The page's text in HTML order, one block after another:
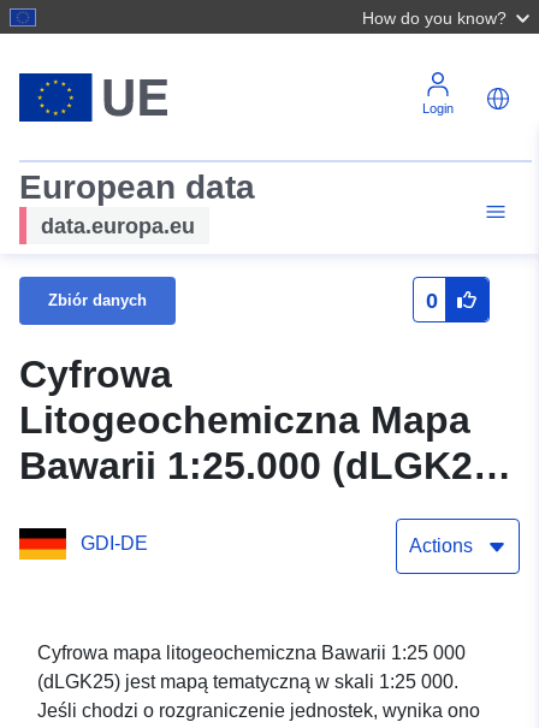
How do you know?
Login
European data
data.europa.eu
Zbiór danych 0
Cyfrowa
Litogeochemiczna Mapa
Bawarii 1:25.000 (dLGK25)
GDI-DE Actions
Cyfrowa mapa litogeochemiczna Bawarii 1:25 000
(dLGK25) jest mapą tematyczną w skali 1:25 000.
Jeśli chodzi o rozgraniczenie jednostek, wynika ono